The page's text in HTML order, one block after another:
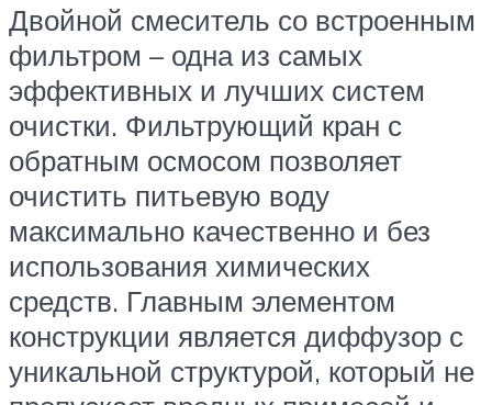
Двойной смеситель со встроенным
фильтром – одна из самых
эффективных и лучших систем
очистки. Фильтрующий кран с
обратным осмосом позволяет
очистить питьевую воду
максимально качественно и без
использования химических
средств. Главным элементом
конструкции является диффузор с
уникальной структурой, который не